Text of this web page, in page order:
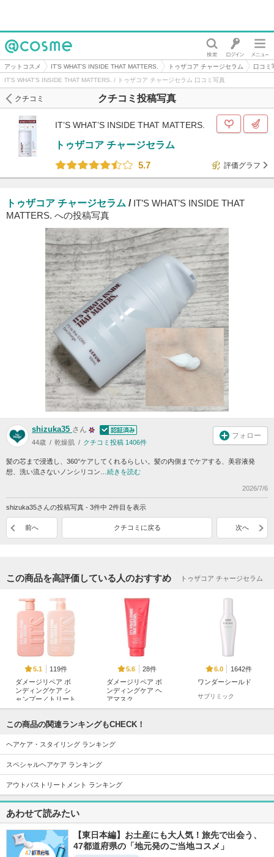
@cosme
アットコスメ IT’S WHAT’S INSIDE THAT MATTERS. トゥザコア チャージセラム
口コミ
IT’S WHAT’S INSIDE THAT MATTERS. / トゥザコア チャージセラム 口コミ写真
クチコミ投稿写真
クチコミ
IT’S WHAT’S INSIDE THAT MATTERS.
トゥザコア チャージセラム
5.7
評価グラフ
トゥザコア チャージセラム / IT’S WHAT’S INSIDE THAT
MATTERS. への投稿写真
shizuka35 さん
44歳 乾燥肌 クチコミ投稿 1406件
フォロー
髪の芯まで浸透し、360°ケアしてくれるらしい。髪の内側までケアする、美容液発
想、洗い流さないノンシリコン… 続きを読む
2026/7/6
shizuka35さんの投稿写真 - 3件中 2件目を表示
前へ クチコミに戻る 次へ
この商品を高評価している人のおすすめ トゥザコア チャージセラム
5.1
119件
ダメージリペア ボ
ンディングケア シ
ャンプー／トリート
メント
IT’S WHAT’S INSIDE
THAT MATTERS.
5.6
28件
ダメージリペア ボ
ンディングケア ヘ
アマスク
THAT MATTERS.
6.0
1642件
ワンダーシールド
サブリミック
ウルリス プレミア
ム ウォーターコン
ク ブラックセラム
シャンプー/トリー
トメント
ャンプー
サブリミック
リペアシャンプー／
モイストリペアトリ
ートメント
この商品の関連ランキングもCHECK！
ヘアケア・スタイリング ランキング
スペシャルヘアケア ランキング
アウトバストリートメント ランキング
あわせて読みたい
【東日本編】お土産にも大人気！旅先で出会う、
47都道府県の「地元発のご当地コスメ」